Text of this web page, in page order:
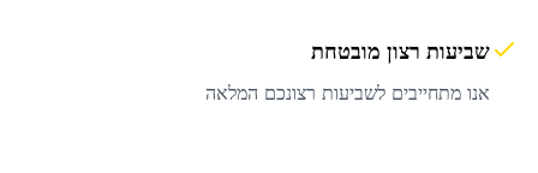
שביעות רצון מובטחת
אנו מתחייבים לשביעות רצונכם המלאה